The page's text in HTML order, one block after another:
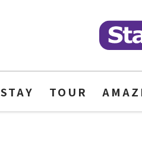
STAY TOUR